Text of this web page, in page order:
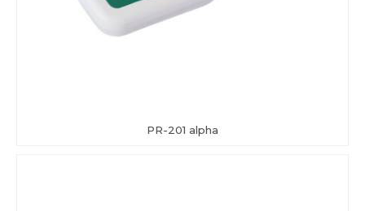
PR-201 alpha